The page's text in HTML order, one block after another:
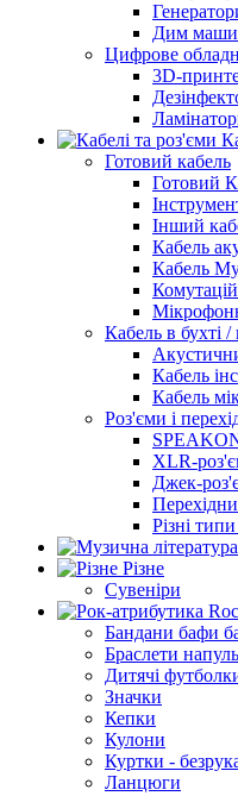
Дим
Цифрове
3D-
Готовий кабель
Готовий
Інший
Кабель
Кабель
Кабель в бухті
Кабель
Кабель
Роз'єми і
XLR-
Джек-
Різні
Різне
Сувеніри
Бандани бафи
Браслети
Дитячі
Значки
Кепки
Кулони
Куртки -
Ланцюги